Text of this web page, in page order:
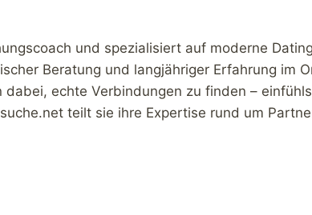
und spezialisiert auf moderne
Beratung und langjähriger Erfahrung im
echte Verbindungen zu finden –
teilt sie ihre Expertise rund um